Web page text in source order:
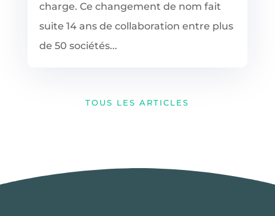
charge. Ce changement de nom fait
suite 14 ans de collaboration entre plus
de 50 sociétés...
TOUS LES ARTICLES